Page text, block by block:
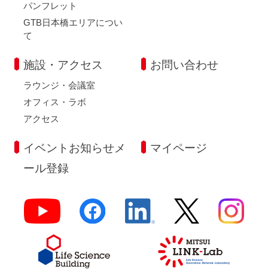
パンフレット
GTB日本橋エリアについ
て
施設・アクセス
ラウンジ・会議室
オフィス・ラボ
アクセス
お問い合わせ
イベントお知らせメ
ール登録
マイページ